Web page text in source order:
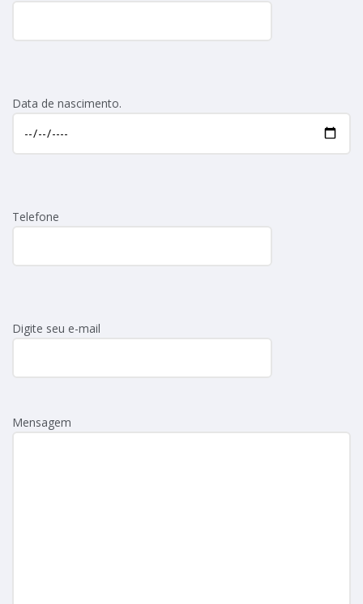
Data de nascimento.
Telefone
Digite seu e-mail
Mensagem